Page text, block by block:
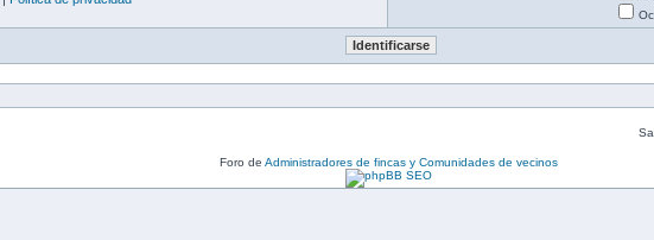
Foro de Administradores de fincas y Comunidades de vecinos